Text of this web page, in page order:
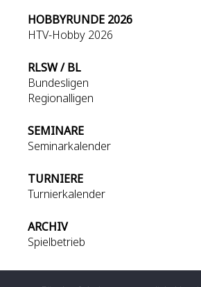
HOBBYRUNDE 2026
HTV-Hobby 2026
RLSW / BL
Bundesligen
Regionalligen
SEMINARE
Seminarkalender
TURNIERE
Turnierkalender
ARCHIV
Spielbetrieb